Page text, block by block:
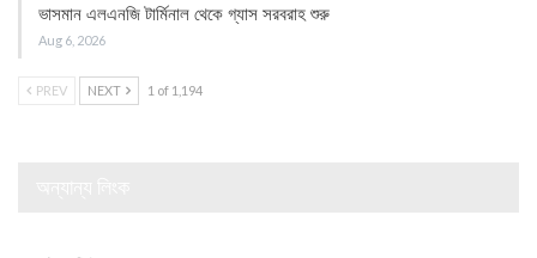
ভাসমান এলএনজি টার্মিনাল থেকে গ্যাস সরবরাহ শুরু
Aug 6, 2026
PREV NEXT 1 of 1,194